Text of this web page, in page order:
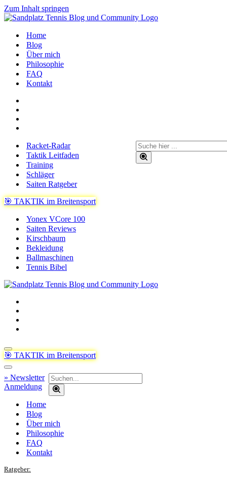
Zum Inhalt springen
Home
Blog
Über mich
Philosophie
FAQ
Kontakt
Suchen
nach …
Racket-Radar
Taktik Leitfaden
Training
Schläger
Saiten Ratgeber
🎯 TAKTIK im Breitensport
Yonex VCore 100
Saiten Reviews
Kirschbaum
Bekleidung
Ballmaschinen
Tennis Bibel
Navigationsmenü
🎯 TAKTIK im Breitensport
Navigationsmenü
Suchen
nach …
» Newsletter
Anmeldung
Home
Blog
Über mich
Philosophie
FAQ
Kontakt
Ratgeber: